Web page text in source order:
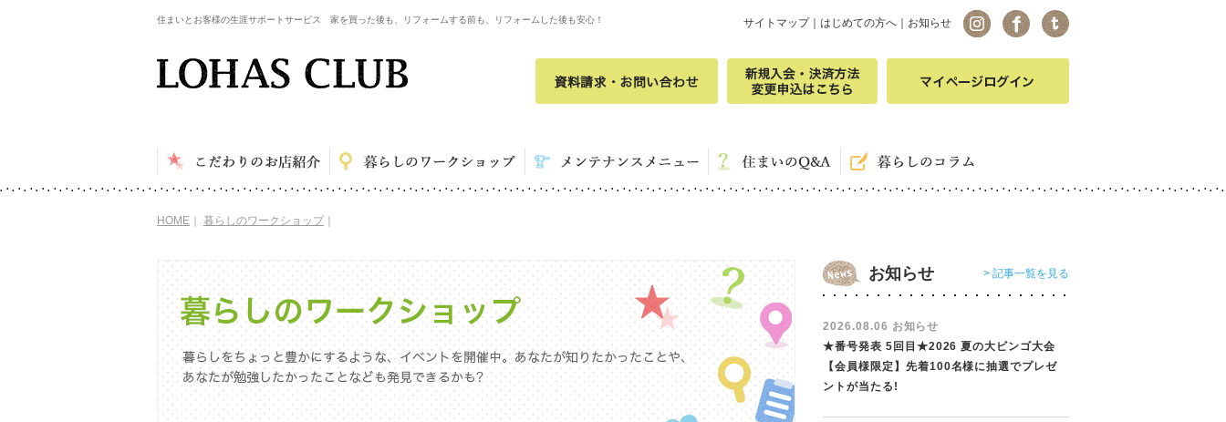
住まいとお客様の生涯サポートサービス 家を買った後も、リフォームする前も、リフォームした後も安心！ サイトマップ｜ はじめての方へ お知らせ
HOME 暮らしのワークショップ
お知らせ > 記事一覧を見る
2026.08.06 お知らせ
★番号発表 5回目★2026 夏の大ビンゴ大会
【会員様限定】先着100名様に抽選でプレゼ
ントが当たる!